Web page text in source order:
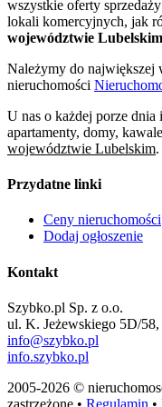
wszystkie oferty
lokali komercyjnych, jak
województwie Lubelskim
Należymy do największej
nieruchomości
U nas o każdej porze dnia
apartamenty, domy,
województwie Lubelskim.
Przydatne linki
Ceny nieruchomości
Dodaj ogłoszenie
Kontakt
Szybko.pl Sp. z o.o.
ul. K. Jeżewskiego 5D/58,
info@szybko.pl
info.szybko.pl
2005-2026 ©
zastrzeżone • Regulamin •